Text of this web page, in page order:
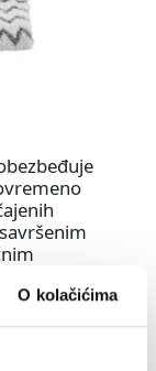
O kolačićima
mrlja